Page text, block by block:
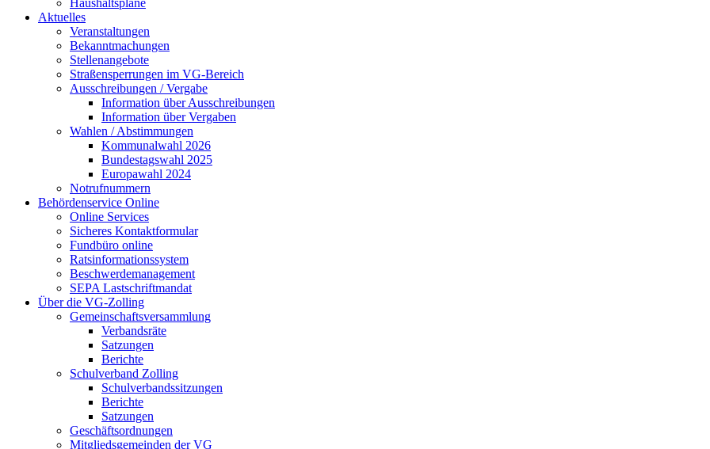
Haushaltspläne
Aktuelles
Veranstaltungen
Bekanntmachungen
Stellenangebote
Straßensperrungen im VG-Bereich
Ausschreibungen / Vergabe
Information über Ausschreibungen
Information über Vergaben
Wahlen / Abstimmungen
Kommunalwahl 2026
Bundestagswahl 2025
Europawahl 2024
Notrufnummern
Behördenservice Online
Online Services
Sicheres Kontaktformular
Fundbüro online
Ratsinformationssystem
Beschwerdemanagement
SEPA Lastschriftmandat
Über die VG-Zolling
Gemeinschaftsversammlung
Verbandsräte
Satzungen
Berichte
Schulverband Zolling
Schulverbandssitzungen
Berichte
Satzungen
Geschäftsordnungen
Mitgliedsgemeinden der VG